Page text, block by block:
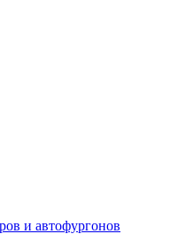
и автофургонов